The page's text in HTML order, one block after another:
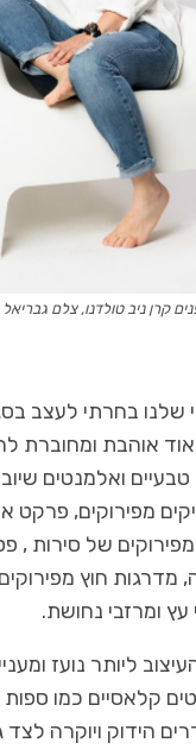
קרן ניב טולדנו, צלם
בחרתי לעצב
אוהבת ומחוברת
ואלמנטים
מפירוקים, פרקט
מפירוקים של סירות ,
מדרגות חוץ
עץ ומרזבי נחושת.
ליותר נועז
קלאסיים כמו
הידוק ויוקרה לצד